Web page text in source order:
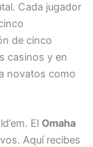
Cada jugador
de cinco
casinos y en
novatos como
El Omaha
Aquí recibes